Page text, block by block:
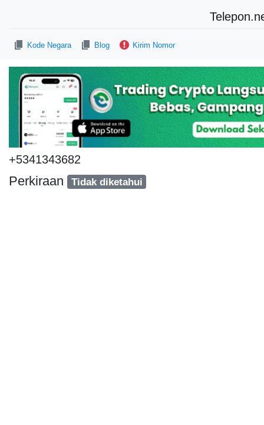
Kode Negara Blog Kirim Nomor
+5341343682
Perkiraan Tidak diketahui